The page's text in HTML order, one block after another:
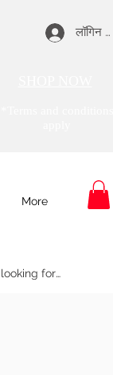
लॉगिन करें
More